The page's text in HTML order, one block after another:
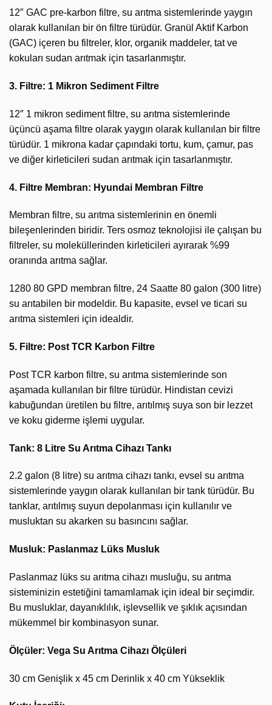
12″ GAC pre-karbon filtre, su arıtma sistemlerinde yaygın
olarak kullanılan bir ön filtre türüdür. Granül Aktif Karbon
(GAC) içeren bu filtreler, klor, organik maddeler, tat ve
kokuları sudan arıtmak için tasarlanmıştır.
3. Filtre: 1 Mikron Sediment Filtre
12″ 1 mikron sediment filtre, su arıtma sistemlerinde
üçüncü aşama filtre olarak yaygın olarak kullanılan bir filtre
türüdür. 1 mikrona kadar çapındaki tortu, kum, çamur, pas
ve diğer kirleticileri sudan arıtmak için tasarlanmıştır.
4. Filtre Membran: Hyundai Membran Filtre
Membran filtre, su arıtma sistemlerinin en önemli
bileşenlerinden biridir. Ters osmoz teknolojisi ile çalışan bu
filtreler, su moleküllerinden kirleticileri ayırarak %99
oranında arıtma sağlar.
1280 80 GPD membran filtre, 24 Saatte 80 galon (300 litre)
su arıtabilen bir modeldir. Bu kapasite, evsel ve ticari su
arıtma sistemleri için idealdir.
5. Filtre: Post TCR Karbon Filtre
Post TCR karbon filtre, su arıtma sistemlerinde son
aşamada kullanılan bir filtre türüdür. Hindistan cevizi
kabuğundan üretilen bu filtre, arıtılmış suya son bir lezzet
ve koku giderme işlemi uygular.
Tank: 8 Litre Su Arıtma Cihazı Tankı
2.2 galon (8 litre) su arıtma cihazı tankı, evsel su arıtma
sistemlerinde yaygın olarak kullanılan bir tank türüdür. Bu
tanklar, arıtılmış suyun depolanması için kullanılır ve
musluktan su akarken su basıncını sağlar.
Musluk: Paslanmaz Lüks Musluk
Paslanmaz lüks su arıtma cihazı musluğu, su arıtma
sisteminizin estetiğini tamamlamak için ideal bir seçimdir.
Bu musluklar, dayanıklılık, işlevsellik ve şıklık açısından
mükemmel bir kombinasyon sunar.
Ölçüler: Vega Su Arıtma Cihazı Ölçüleri
30 cm Genişlik x 45 cm Derinlik x 40 cm Yükseklik